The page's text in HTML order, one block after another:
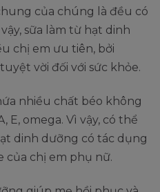
của chúng là đều có
sữa làm từ hạt dinh
chị em ưu tiên, bởi
vời đối với sức khỏe.
nhiều chất béo không
E, omega. Vì vậy, có thể
dinh dưỡng có tác dụng
của chị em phụ nữ.